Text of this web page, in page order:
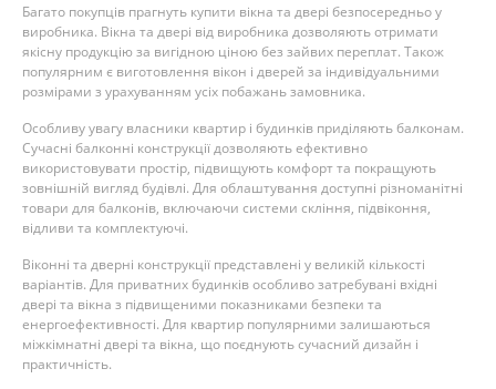
Багато покупців прагнуть купити вікна та двері безпосередньо у
виробника. Вікна та двері від виробника дозволяють отримати
якісну продукцію за вигідною ціною без зайвих переплат. Також
популярним є виготовлення вікон і дверей за індивідуальними
розмірами з урахуванням усіх побажань замовника.
Особливу увагу власники квартир і будинків приділяють балконам.
Сучасні балконні конструкції дозволяють ефективно
використовувати простір, підвищують комфорт та покращують
зовнішній вигляд будівлі. Для облаштування доступні різноманітні
товари для балконів, включаючи системи скління, підвіконня,
відливи та комплектуючі.
Віконні та дверні конструкції представлені у великій кількості
варіантів. Для приватних будинків особливо затребувані вхідні
двері та вікна з підвищеними показниками безпеки та
енергоефективності. Для квартир популярними залишаються
міжкімнатні двері та вікна, що поєднують сучасний дизайн і
практичність.